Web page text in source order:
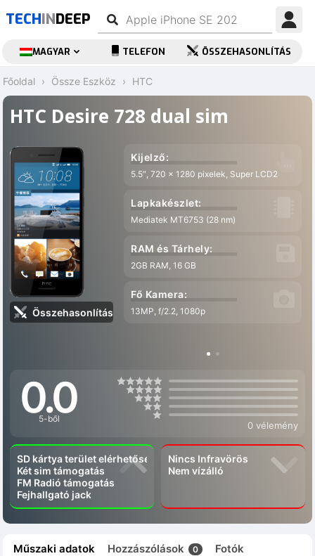
TECHINDEEP
MAGYAR TELEFON ÖSSZEHASONLÍTÁS
Főoldal Össze Eszköz HTC
HTC Desire 728 dual sim
Összehasonlítás
Kijelző:
5.5″, 720 x 1280 pixelek, Super LCD2
Lapkakészlet:
Mediatek MT6753 (28 nm)
RAM és Tárhely:
2GB RAM, 16 GB
Fő Kamera:
13MP, f/2.2, 1080p
0.0
5-ből
0 vélemény
SD kártya terület elérhetőség
Két sim támogatás
FM Radió támogatás
Fejhallgató jack
Nincs Infravörös
Nem vízálló
Műszaki adatok Hozzászólások 0 Fotók